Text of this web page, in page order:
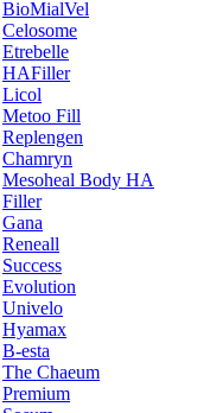
BioMialVel
Celosome
Etrebelle
HAFiller
Licol
Metoo Fill
Replengen
Chamryn
Mesoheal Body HA
Filler
Gana
Reneall
Success
Evolution
Univelo
Hyamax
B-esta
The Chaeum
Premium